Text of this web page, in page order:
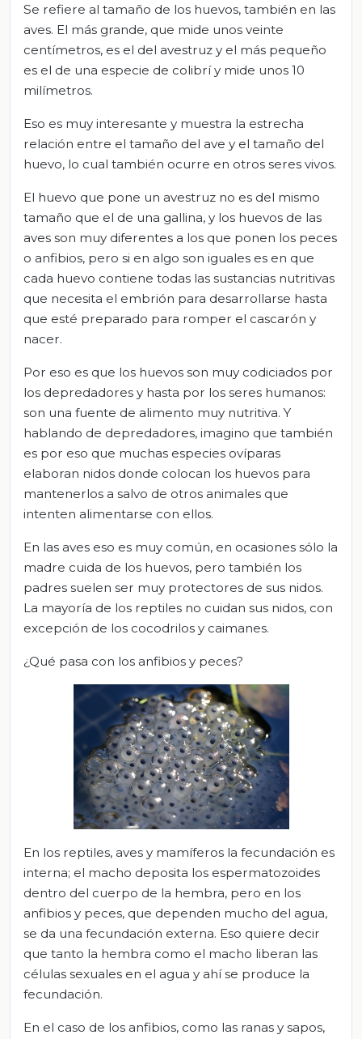
Se refiere al tamaño de los huevos, también en las
aves. El más grande, que mide unos veinte
centímetros, es el del avestruz y el más pequeño
es el de una especie de colibrí y mide unos 10
milímetros.
Eso es muy interesante y muestra la estrecha
relación entre el tamaño del ave y el tamaño del
huevo, lo cual también ocurre en otros seres vivos.
El huevo que pone un avestruz no es del mismo
tamaño que el de una gallina, y los huevos de las
aves son muy diferentes a los que ponen los peces
o anfibios, pero si en algo son iguales es en que
cada huevo contiene todas las sustancias nutritivas
que necesita el embrión para desarrollarse hasta
que esté preparado para romper el cascarón y
nacer.
Por eso es que los huevos son muy codiciados por
los depredadores y hasta por los seres humanos:
son una fuente de alimento muy nutritiva. Y
hablando de depredadores, imagino que también
es por eso que muchas especies ovíparas
elaboran nidos donde colocan los huevos para
mantenerlos a salvo de otros animales que
intenten alimentarse con ellos.
En las aves eso es muy común, en ocasiones sólo la
madre cuida de los huevos, pero también los
padres suelen ser muy protectores de sus nidos.
La mayoría de los reptiles no cuidan sus nidos, con
excepción de los cocodrilos y caimanes.
¿Qué pasa con los anfibios y peces?
En los reptiles, aves y mamíferos la fecundación es
interna; el macho deposita los espermatozoides
dentro del cuerpo de la hembra, pero en los
anfibios y peces, que dependen mucho del agua,
se da una fecundación externa. Eso quiere decir
que tanto la hembra como el macho liberan las
células sexuales en el agua y ahí se produce la
fecundación.
En el caso de los anfibios, como las ranas y sapos,